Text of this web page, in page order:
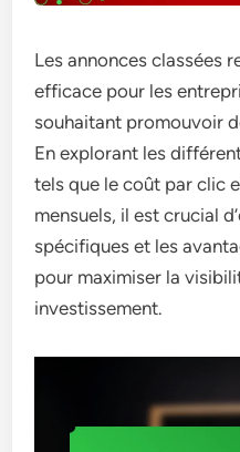
Les annonces classées
efficace pour les
souhaitant promouvoir
En explorant les
tels que le coût par clic
mensuels, il est crucial
spécifiques et les
pour maximiser la
investissement.